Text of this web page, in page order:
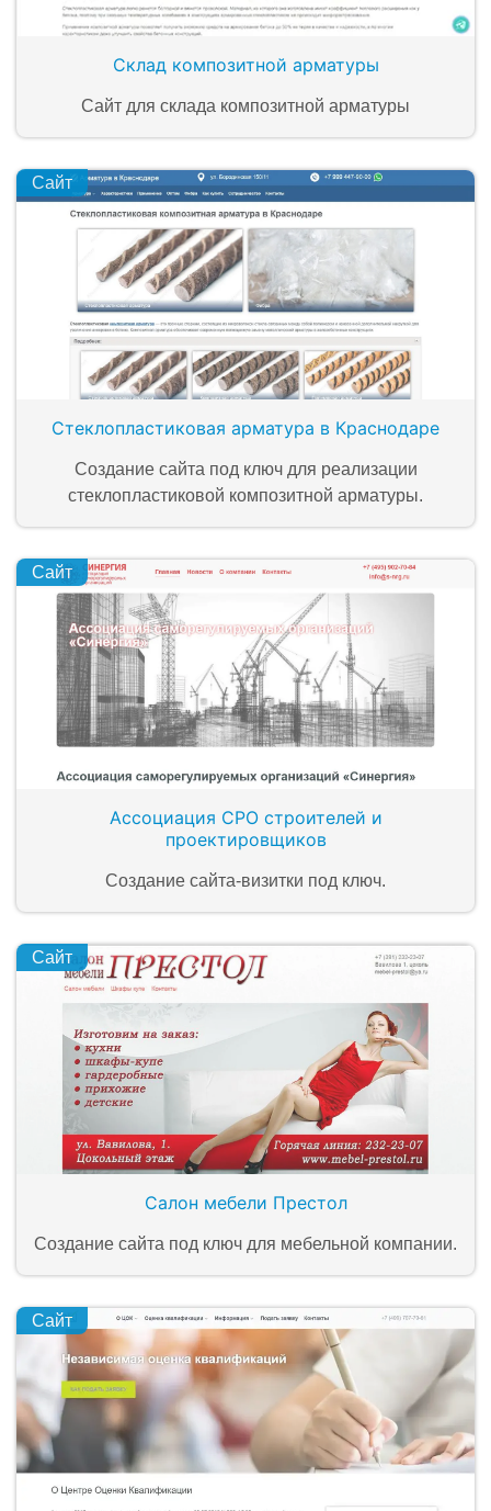
Склад композитной арматуры
Сайт для склада композитной арматуры
Сайт
Стеклопластиковая арматура в Краснодаре
Создание сайта под ключ для реализации
стеклопластиковой композитной арматуры.
Сайт
Ассоциация СРО строителей и
проектировщиков
Создание сайта-визитки под ключ.
Сайт
Салон мебели Престол
Создание сайта под ключ для мебельной компании.
Сайт